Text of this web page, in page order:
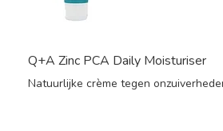
Q+A Zinc PCA Daily Moisturiser
Natuurlijke crème tegen